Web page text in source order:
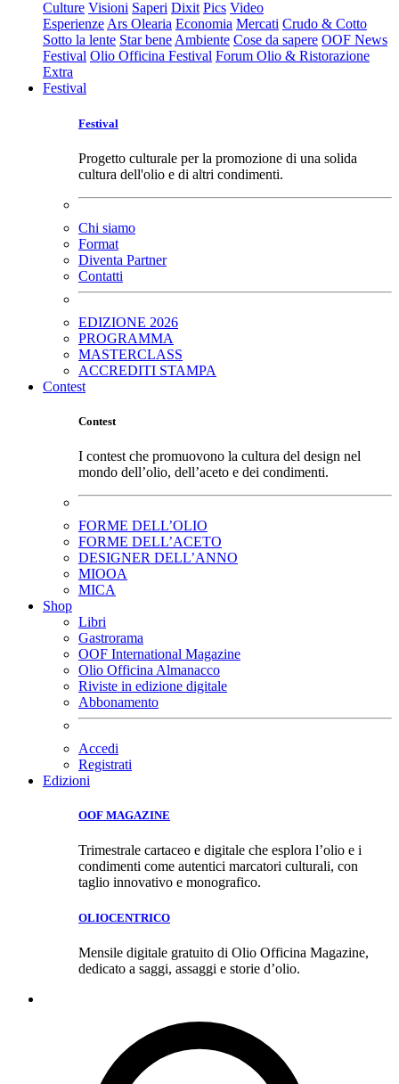
Culture Visioni Saperi Dixit Pics Video
Esperienze Ars Olearia Economia Mercati Crudo & Cotto
Sotto la lente Star bene Ambiente Cose da sapere OOF News
Festival Olio Officina Festival Forum Olio & Ristorazione
Extra
Festival
Festival
Progetto culturale per la promozione di una solida
cultura dell'olio e di altri condimenti.
Chi siamo
Format
Diventa Partner
Contatti
EDIZIONE 2026
PROGRAMMA
MASTERCLASS
ACCREDITI STAMPA
Contest
Contest
I contest che promuovono la cultura del design nel
mondo dell’olio, dell’aceto e dei condimenti.
FORME DELL’OLIO
FORME DELL’ACETO
DESIGNER DELL’ANNO
MIOOA
MICA
Shop
Libri
Gastrorama
OOF International Magazine
Olio Officina Almanacco
Riviste in edizione digitale
Abbonamento
Accedi
Registrati
Edizioni
OOF MAGAZINE
Trimestrale cartaceo e digitale che esplora l’olio e i
condimenti come autentici marcatori culturali, con
taglio innovativo e monografico.
OLIOCENTRICO
Mensile digitale gratuito di Olio Officina Magazine,
dedicato a saggi, assaggi e storie d’olio.